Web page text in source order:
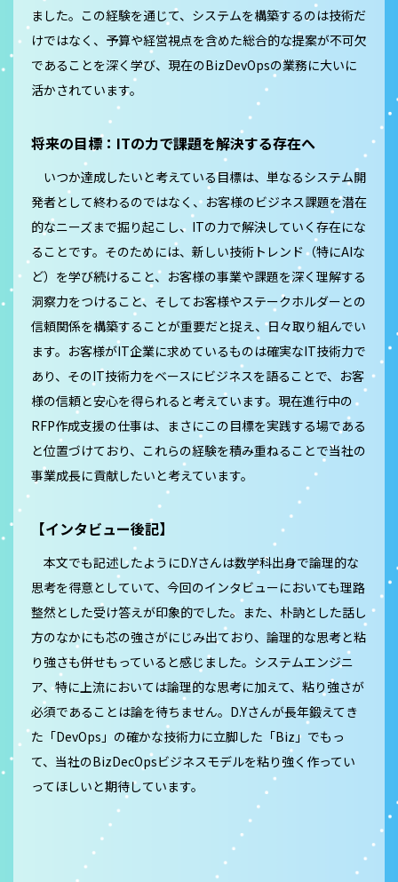
ました。この経験を通じて、システムを構築するのは技術だ
けではなく、予算や経営視点を含めた総合的な提案が不可欠
であることを深く学び、現在のBizDevOpsの業務に大いに
活かされています。
将来の目標：ITの力で課題を解決する存在へ
いつか達成したいと考えている目標は、単なるシステム開
発者として終わるのではなく、お客様のビジネス課題を潜在
的なニーズまで掘り起こし、ITの力で解決していく存在にな
ることです。そのためには、新しい技術トレンド（特にAIな
ど）を学び続けること、お客様の事業や課題を深く理解する
洞察力をつけること、そしてお客様やステークホルダーとの
信頼関係を構築することが重要だと捉え、日々取り組んでい
ます。お客様がIT企業に求めているものは確実なIT技術力で
あり、そのIT技術力をベースにビジネスを語ることで、お客
様の信頼と安心を得られると考えています。現在進行中の
RFP作成支援の仕事は、まさにこの目標を実践する場である
と位置づけており、これらの経験を積み重ねることで当社の
事業成長に貢献したいと考えています。
【インタビュー後記】
本文でも記述したようにD.Yさんは数学科出身で論理的な
思考を得意としていて、今回のインタビューにおいても理路
整然とした受け答えが印象的でした。また、朴訥とした話し
方のなかにも芯の強さがにじみ出ており、論理的な思考と粘
り強さも併せもっていると感じました。システムエンジニ
ア、特に上流においては論理的な思考に加えて、粘り強さが
必須であることは論を待ちません。D.Yさんが長年鍛えてき
た「DevOps」の確かな技術力に立脚した「Biz」でもっ
て、当社のBizDecOpsビジネスモデルを粘り強く作ってい
ってほしいと期待しています。